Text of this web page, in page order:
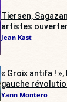
Tiersen,
artistes
Jean Kast
« Groix antifa !
gauche
Yann Montero